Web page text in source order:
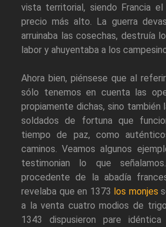
vista territorial, siendo Francia
precio más alto. La guerra
arruinaba las cosechas, destruía
labor y ahuyentaba a los
Ahora bien, piénsese que al
sólo tenemos en cuenta las
propiamente dichas, sino también
soldados de fortuna que
tiempo de paz, como
caminos. Veamos algunos
testimonian lo que
procedente de la abadía
revelaba que en 1373 los monjes
a la venta cuatro modios de
1343 dispusieron pare